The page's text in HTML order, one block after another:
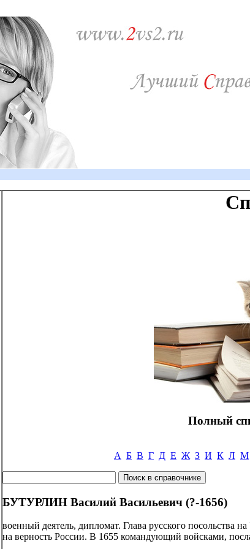
Полный
А Б В Г Д Е Ж З И К Л М
БУТУРЛИН Василий Васильевич (?-1656)
военный деятель, дипломат. Глава русского посольства
на верность России. В 1655 командующий войсками,